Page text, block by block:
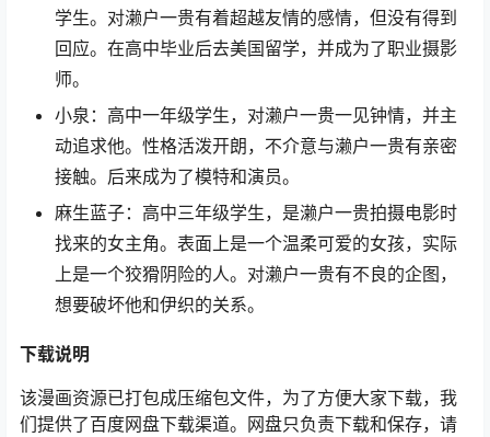
学生。对濑户一贵有着超越友情的感情，但没有得到
回应。在高中毕业后去美国留学，并成为了职业摄影
师。
小泉：高中一年级学生，对濑户一贵一见钟情，并主
动追求他。性格活泼开朗，不介意与濑户一贵有亲密
接触。后来成为了模特和演员。
麻生蓝子：高中三年级学生，是濑户一贵拍摄电影时
找来的女主角。表面上是一个温柔可爱的女孩，实际
上是一个狡猾阴险的人。对濑户一贵有不良的企图，
想要破坏他和伊织的关系。
下载说明
该漫画资源已打包成压缩包文件，为了方便大家下载，我
们提供了百度网盘下载渠道。网盘只负责下载和保存，请